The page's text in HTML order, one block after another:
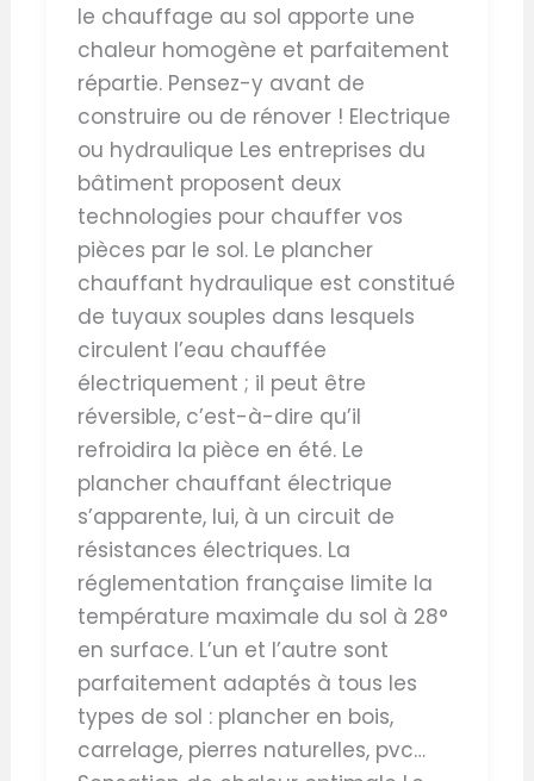
le chauffage au sol apporte une
chaleur homogène et parfaitement
répartie. Pensez-y avant de
construire ou de rénover ! Electrique
ou hydraulique Les entreprises du
bâtiment proposent deux
technologies pour chauffer vos
pièces par le sol. Le plancher
chauffant hydraulique est constitué
de tuyaux souples dans lesquels
circulent l’eau chauffée
électriquement ; il peut être
réversible, c’est-à-dire qu’il
refroidira la pièce en été. Le
plancher chauffant électrique
s’apparente, lui, à un circuit de
résistances électriques. La
réglementation française limite la
température maximale du sol à 28°
en surface. L’un et l’autre sont
parfaitement adaptés à tous les
types de sol : plancher en bois,
carrelage, pierres naturelles, pvc…